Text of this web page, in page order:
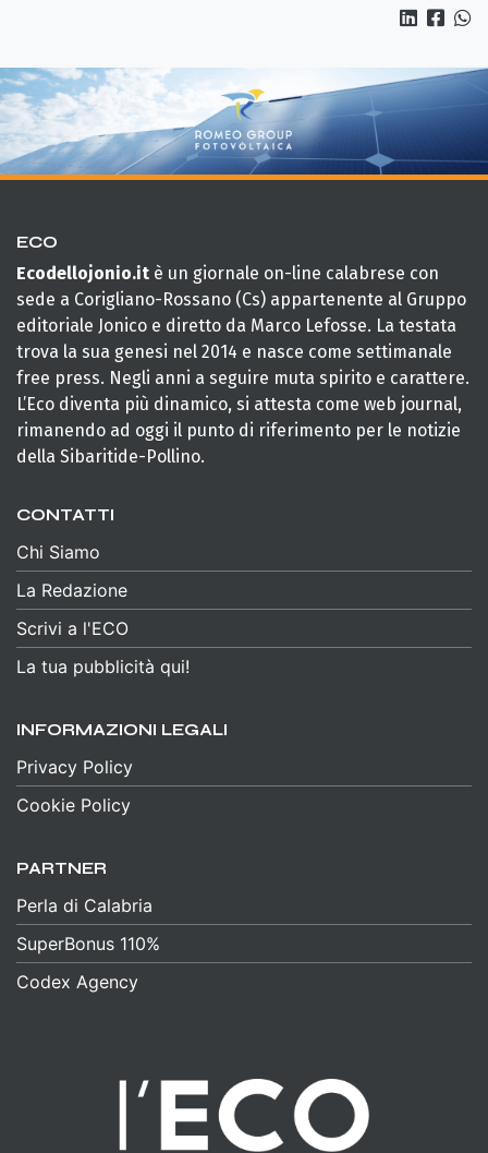
ECO
Ecodellojonio.it è un giornale on-line calabrese con
sede a Corigliano-Rossano (Cs) appartenente al Gruppo
editoriale Jonico e diretto da Marco Lefosse. La testata
trova la sua genesi nel 2014 e nasce come settimanale
free press. Negli anni a seguire muta spirito e carattere.
L’Eco diventa più dinamico, si attesta come web journal,
rimanendo ad oggi il punto di riferimento per le notizie
della Sibaritide-Pollino.
CONTATTI
Chi Siamo
La Redazione
Scrivi a l'ECO
La tua pubblicità qui!
INFORMAZIONI LEGALI
Privacy Policy
Cookie Policy
PARTNER
Perla di Calabria
SuperBonus 110%
Codex Agency